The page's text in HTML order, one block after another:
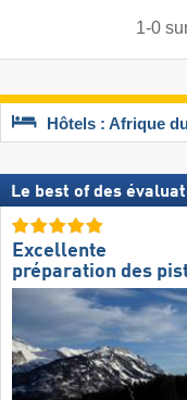
1-0
Hôtels : Afrique
Le best of des
Excellente
préparation des